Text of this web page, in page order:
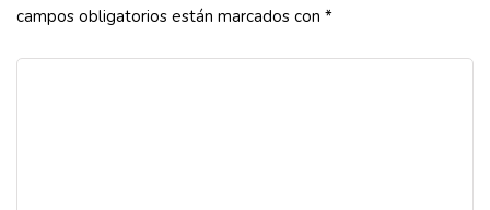
campos obligatorios están marcados con *